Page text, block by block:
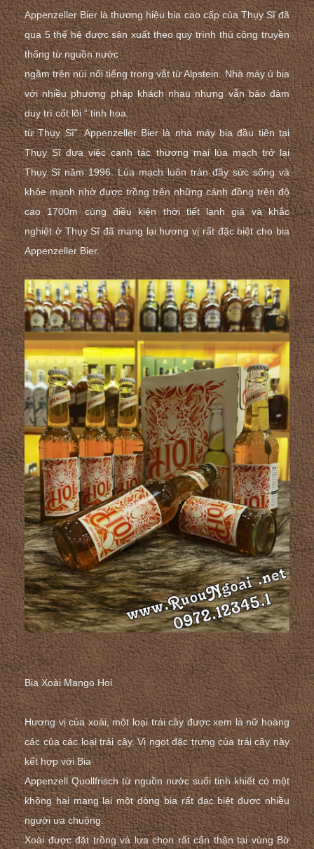
Appenzeller Bier là thương hiệu bia cao cấp của Thụy Sĩ đã
qua 5 thế hệ được sản xuất theo quy trình thủ công truyền
thống từ nguồn nước
ngầm trên núi nổi tiếng trong vắt từ Alpstein. Nhà máy ủ bia
với nhiều phương pháp khách nhau nhưng vẫn bảo đảm
duy trì cốt lõi “ tinh hoa
từ Thụy Sĩ”. Appenzeller Bier là nhà máy bia đầu tiên tại
Thụy Sĩ đưa việc canh tác thương mại lúa mạch trở lại
Thụy Sĩ năm 1996. Lúa mạch luôn tràn đầy sức sống và
khỏe mạnh nhờ được trồng trên những cánh đồng trên độ
cao 1700m cùng điều kiện thời tiết lạnh giá và khắc
nghiệt ở Thụy Sĩ đã mang lại hương vị rất đặc biệt cho bia
Appenzeller Bier.
Bia Xoài Mango Hoi
Hương vị của xoài, một loại trái cây được xem là nữ hoàng
các của các loại trái cây. Vị ngọt đặc trưng của trái cây này
kết hợp với Bia
Appenzell Quollfrisch từ nguồn nước suối tinh khiết có một
không hai mang lại một dòng bia rất đạc biệt được nhiều
người ưa chuộng.
Xoài được đặt trồng và lựa chọn rất cẩn thận tại vùng Bờ